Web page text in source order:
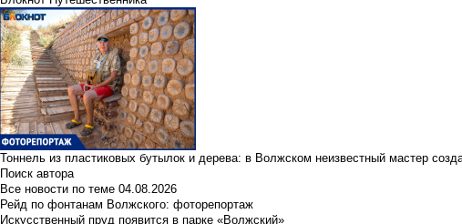
Тоннель из пластиковых бутылок и дерева: в Волжском неизвестный мастер
Поиск автора
Все новости по теме 04.08.2026
Рейд по фонтанам Волжского: фоторепортаж
Искусственный пруд появится в парке «Волжский»